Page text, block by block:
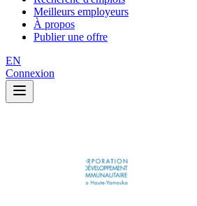
Meilleurs employeurs
À propos
Publier une offre
EN
Connexion